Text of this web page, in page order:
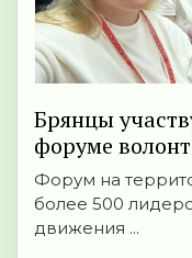
Брянцы
форуме
Форум на
более 500
движения ...